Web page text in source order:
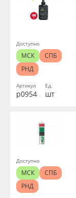
Артикул
р0954
Ед.
шт
Доступно
МСК
СПБ
РНД
Доступно
МСК
СПБ
РНД